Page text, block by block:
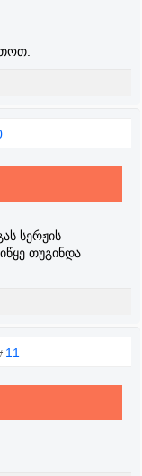
სერჟის
თუგინდა
11